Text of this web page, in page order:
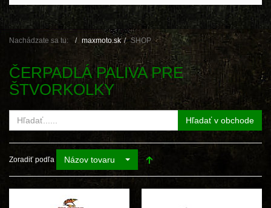
Nachádzate sa tu: maxmoto.sk SHOP
ČERPADLÁ PALIVA PRE
ŠTVORKOLKY
Hľadať v obchode
Zoradiť podľa Názov tovaru